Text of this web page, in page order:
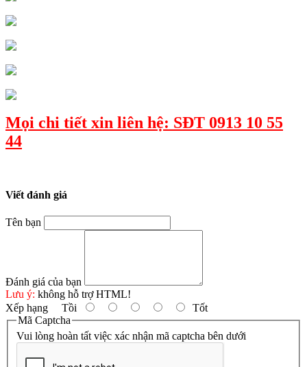
Mọi chi tiết xin liên hệ: SĐT 0913 10 55
44
Viết đánh giá
Tên bạn
Đánh giá của bạn
Lưu ý: không hỗ trợ HTML!
Xếp hạng Tồi
Tốt
Mã Captcha
Vui lòng hoàn tất việc xác nhận mã captcha bên dưới